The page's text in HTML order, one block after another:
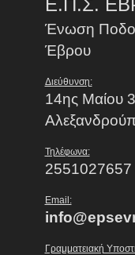
Ε.Π.Σ.
Ένωση
Έβρου
Διεύθυνση:
14ης Μαίου
Τηλέφωνα:
Email:
Γραμματειακή